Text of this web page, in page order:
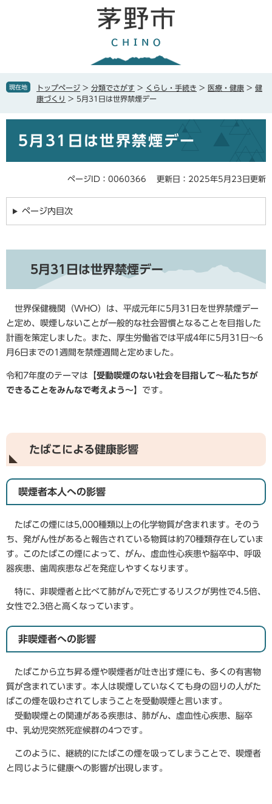
で
ば
本
現在地 トップページ > 分類でさがす > くらし・手続き > 医療・健康 > 健
康づくり > 5月31日は世界禁煙デー
5月31日は世界禁煙デー
ページID：0060366 更新日：2025年5月23日更新
ページ内目次
5月31日は世界禁煙デー
世界保健機関（WHO）は、平成元年に5月31日を世界禁煙デー
と定め、喫煙しないことが一般的な社会習慣となることを目指した
計画を策定しました。また、厚生労働省では平成4年に5月31日～6
月6日までの1週間を禁煙週間と定めました。
令和7年度のテーマは 【受動喫煙のない社会を目指して～私たちが
できることをみんなで考えよう～​】 です。
たばこによる健康影響
喫煙者本人への影響
たばこの煙には5,000種類以上の化学物質が含まれます。そのう
ち、発がん性があると報告されている物質は約70種類存在していま
す。このたばこの煙によって、がん、虚血性心疾患や脳卒中、呼吸
器疾患、歯周疾患などを発症しやすくなります。
特に、非喫煙者と比べて肺がんで死亡するリスクが男性で4.5倍、
女性で2.3倍と高くなっています。
​非喫煙者への影響
たばこから立ち昇る煙や喫煙者が吐き出す煙にも、多くの有害物
質が含まれています。本人は喫煙していなくても身の回りの人がた
ばこの煙を吸わされてしまうことを受動喫煙と言います。
受動喫煙との関連がある疾患は、肺がん、虚血性心疾患、脳卒
中、乳幼児突然死症候群の4つです。
このように、継続的にたばこの煙を吸ってしまうことで、喫煙者
と同じように健康への影響が出現します。